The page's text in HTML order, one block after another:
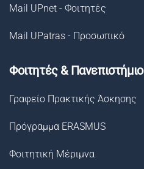
Mail UPnet - Φοιτητές
Mail UPatras - Προσωπικό
Φοιτητές & Πανεπιστήμιο
Γραφείο Πρακτικής Άσκησης
Πρόγραμμα ERASMUS
Φοιτητική Μέριμνα